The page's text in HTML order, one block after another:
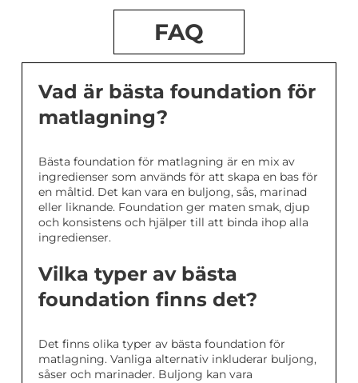
FAQ
Vad är bästa foundation för
matlagning?
Bästa foundation för matlagning är en mix av
ingredienser som används för att skapa en bas för
en måltid. Det kan vara en buljong, sås, marinad
eller liknande. Foundation ger maten smak, djup
och konsistens och hjälper till att binda ihop alla
ingredienser.
Vilka typer av bästa
foundation finns det?
Det finns olika typer av bästa foundation för
matlagning. Vanliga alternativ inkluderar buljong,
såser och marinader. Buljong kan vara